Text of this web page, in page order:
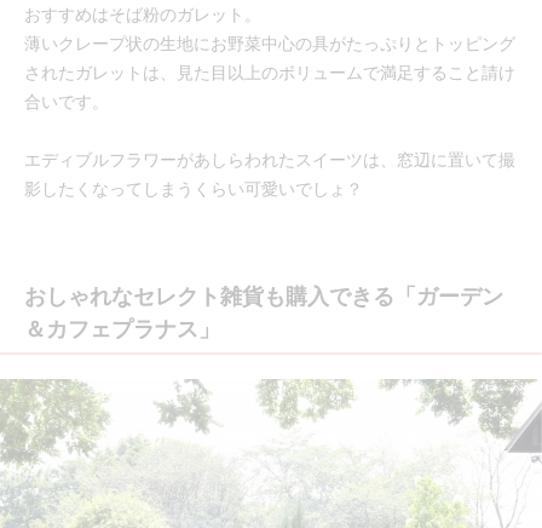
おすすめはそば粉のガレット。
薄いクレープ状の生地にお野菜中心の具がたっぷりとトッピング
されたガレットは、見た目以上のボリュームで満足すること請け
合いです。
エディブルフラワーがあしらわれたスイーツは、窓辺に置いて撮
影したくなってしまうくらい可愛いでしょ？
おしゃれなセレクト雑貨も購入できる「ガーデン
＆カフェプラナス」